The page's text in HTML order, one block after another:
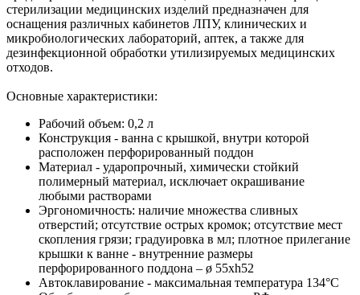
стерилизации медицинских изделий предназначен для
оснащения различных кабинетов ЛПУ, клинических и
микробиологических лабораторий, аптек, а также для
дезинфекционной обработки утилизируемых медицинских
отходов.
Основные характеристики:
Рабочий объем: 0,2 л
Конструкция - ванна с крышкой, внутри которой
расположен перфорированный поддон
Материал - ударопрочный, химически стойкий
полимерный материал, исключает окрашивание
любыми растворами
Эргономичность: наличие множества сливных
отверстий; отсутствие острых кромок; отсутствие мест
скопления грязи; градуировка в мл; плотное прилегание
крышки к ванне - внутренние размеры
перфорированного поддона – ø 55хh52
Автоклавирование - максимальная температура 134°С